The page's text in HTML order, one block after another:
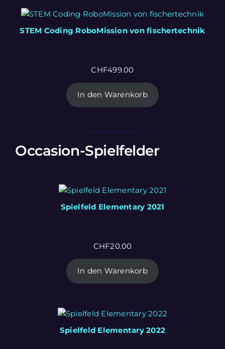
STEM Coding RoboMission von fischertechnik
CHF499.00
In den Warenkorb
Occasion-Spielfelder
Spielfeld Elementary 2021
CHF20.00
In den Warenkorb
Spielfeld Elementary 2022